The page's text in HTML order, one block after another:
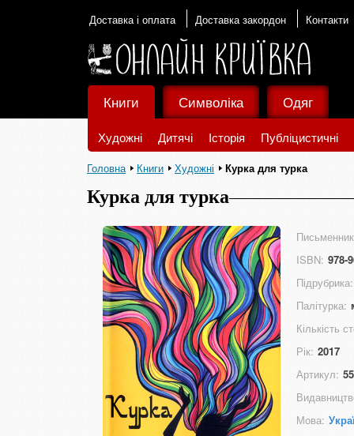
Доставка і оплата Доставка закордон Контакти
Книги
Художні Дитячі Історія Публіцистичні
Символіка Одяг
Головна Книги Художні Курка для турка
Курка для турка
ISBN: 978-
Підрубрика:
Палітурка:
Кількість
Рік: 2017
Артикул:
Мова: